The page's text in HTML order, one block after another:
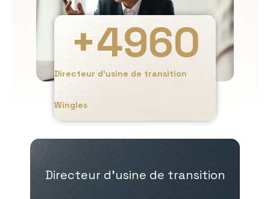
Directeur d’usine de transition
Wingles
+4960
Directeur d’usine de transition